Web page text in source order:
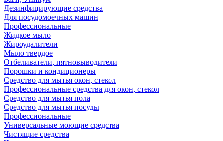
Дезинфицирующие средства
Для посудомоечных машин
Профессиональные
Жидкое мыло
Жироудалители
Мыло твердое
Отбеливатели, пятновыводители
Порошки и кондиционеры
Средство для мытья окон, стекол
Профессиональные средства для окон, стекол
Средство для мытья пола
Средство для мытья посуды
Профессиональные
Универсальные моющие средства
Чистящие средства